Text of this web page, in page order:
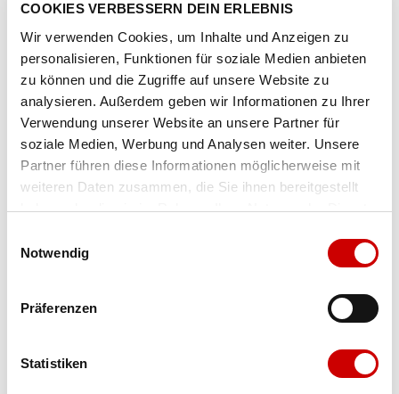
COOKIES VERBESSERN DEIN ERLEBNIS
Wir verwenden Cookies, um Inhalte und Anzeigen zu
personalisieren, Funktionen für soziale Medien anbieten
zu können und die Zugriffe auf unsere Website zu
analysieren. Außerdem geben wir Informationen zu Ihrer
Verwendung unserer Website an unsere Partner für
soziale Medien, Werbung und Analysen weiter. Unsere
Partner führen diese Informationen möglicherweise mit
weiteren Daten zusammen, die Sie ihnen bereitgestellt
haben oder die sie im Rahmen Ihrer Nutzung der Dienste
Notwendig
Präferenzen
Statistiken
Artikel-Nr.3000553884
Farbe lagoon-atlantic
Ausgewählt
Verfügbarkeit:
IN DEN WARENKORB